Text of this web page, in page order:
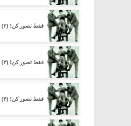
فقط تصور کن! (۲)
فقط تصور کن! (۳)
فقط تصور کن! (۴)